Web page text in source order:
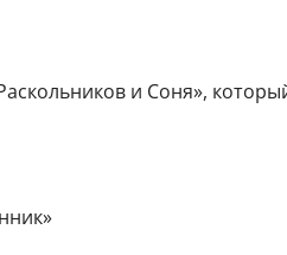
и Соня»,